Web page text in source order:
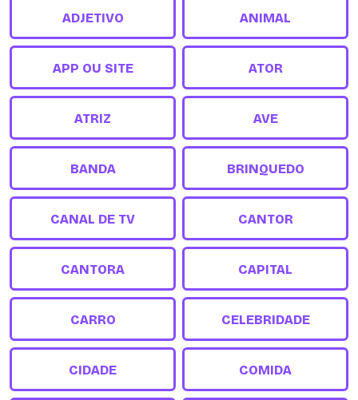
ADJETIVO ANIMAL
APP OU SITE ATOR
ATRIZ AVE
BANDA BRINQUEDO
CANAL DE TV CANTOR
CANTORA CAPITAL
CARRO CELEBRIDADE
CIDADE COMIDA